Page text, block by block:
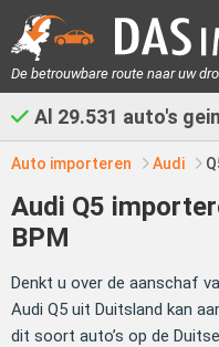
De betrouwbare route naar uw
Al 29.531 auto's
Auto importeren Audi
Audi Q5
BPM
Denkt u over de aanschaf
Audi Q5 uit Duitsland kan
dit soort auto’s op de